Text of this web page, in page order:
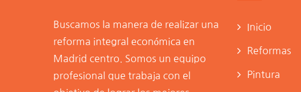
Buscamos la manera de realizar una
reforma integral económica en
Madrid centro . Somos un equipo
profesional que trabaja con el
Inicio
Reformas
Pintura